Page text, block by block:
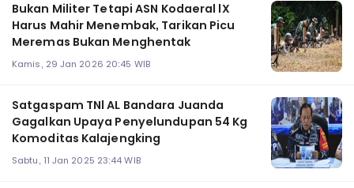
Bukan Militer Tetapi ASN Kodaeral lX
Harus Mahir Menembak, Tarikan Picu
Meremas Bukan Menghentak
Kamis, 29 Jan 2026 20:45 WIB
Satgaspam TNl AL Bandara Juanda
Gagalkan Upaya Penyelundupan 54 Kg
Komoditas Kalajengking
Sabtu, 11 Jan 2025 23:44 WIB